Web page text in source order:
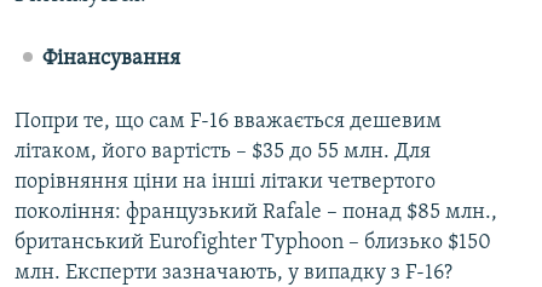
Фінансування
Попри те, що сам F-16 вважається дешевим
літаком, його вартість – $35 до 55 млн. Для
порівняння ціни на інші літаки четвертого
покоління: французький Rafale – понад $85 млн.,
британський Eurofighter Typhoon – близько $150
млн. Експерти зазначають, у випадку з F-16?